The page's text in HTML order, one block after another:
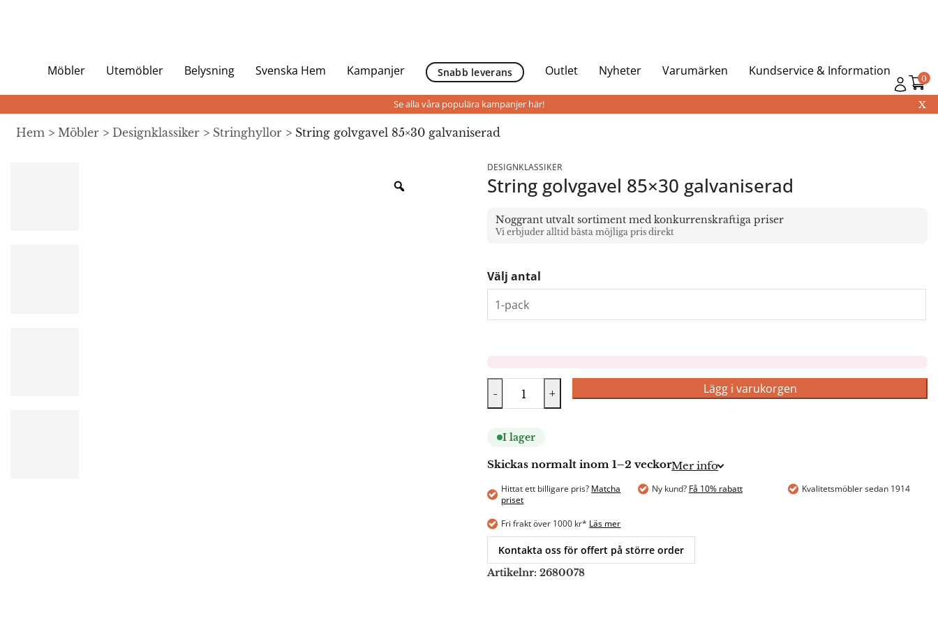
0
Möbler Utemöbler Belysning Svenska Hem Kampanjer Snabb leverans Outlet Nyheter Varumärken Kundservice & Information
Se alla våra populära kampanjer här! X
Hem > Möbler > Designklassiker > Stringhyllor > String golvgavel 85×30 galvaniserad
DESIGNKLASSIKER
String golvgavel 85×30 galvaniserad
Noggrant utvalt sortiment med konkurrenskraftiga priser
Vi erbjuder alltid bästa möjliga pris direkt
Välj antal
- + Lägg i varukorgen
I lager
Skickas normalt inom 1–2 veckorMer info
Hittat ett billigare pris? Matcha
priset
Ny kund? Få 10% rabatt Kvalitetsmöbler sedan 1914
Fri frakt över 1000 kr* Läs mer
Kontakta oss för offert på större order
Artikelnr:2680078